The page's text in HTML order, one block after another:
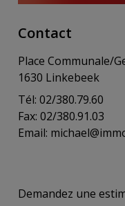
Contact
Place Communale/
1630 Linkebeek
Tél: 02/380.79.60
Fax: 02/380.91.03
Email:
​​​​​​Demandez une